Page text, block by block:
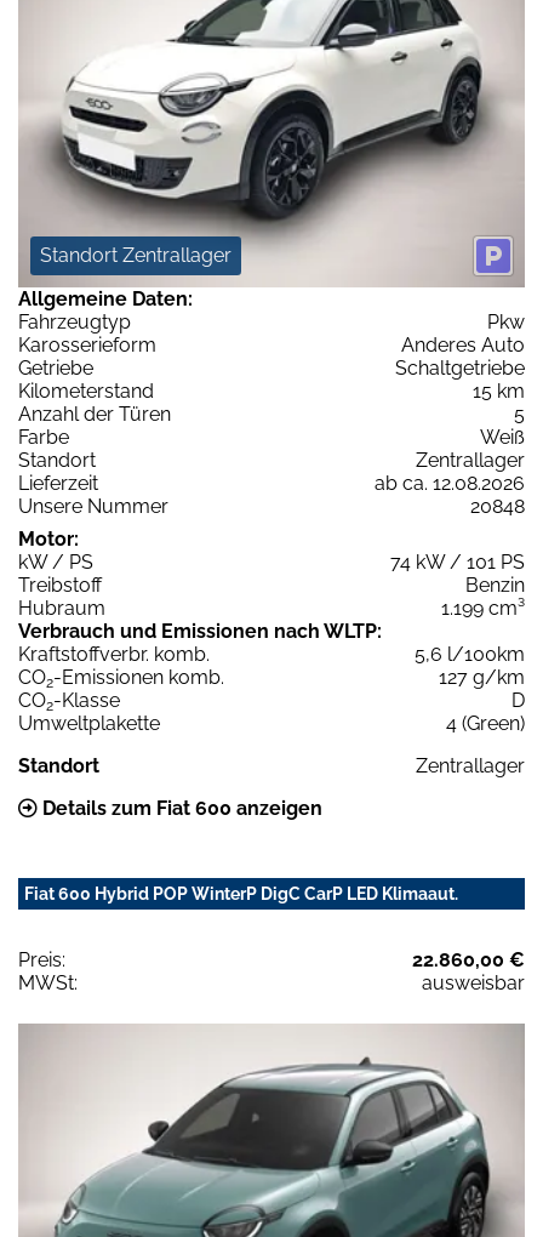
Standort Zentrallager
Allgemeine Daten:
Fahrzeugtyp
Pkw
Karosserieform
Anderes Auto
Getriebe
Schaltgetriebe
Kilometerstand
15 km
Anzahl der Türen
5
Farbe
Weiß
Standort
Zentrallager
Lieferzeit
ab ca. 12.08.2026
Unsere Nummer
20848
Motor:
kW / PS
74 kW / 101 PS
Treibstoff
Benzin
Hubraum
1.199 cm³
Verbrauch und Emissionen nach WLTP:
Kraftstoffverbr. komb.
5,6 l/100km
CO2-Emissionen komb.
127 g/km
CO2-Klasse
D
Umweltplakette
4 (Green)
Standort
Zentrallager
Details zum Fiat 600 anzeigen
Fiat 600 Hybrid POP WinterP DigC CarP LED Klimaaut.
Preis:
22.860,00 €
MWSt:
ausweisbar